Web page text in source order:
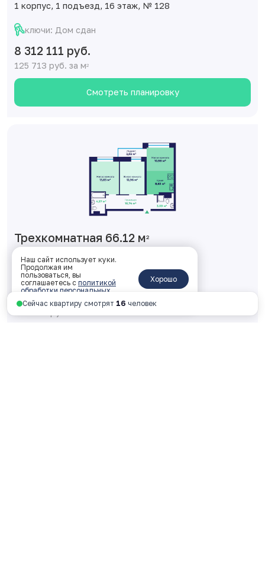
1 корпус, 1 подъезд, 16 этаж, № 128
ключи: Дом сдан
8 312 111 руб.
125 713 руб. за м2
Смотреть планировку
Трехкомнатная 66.12 м2
1 корпус, 1 подъезд, 17 этаж, № 136
ключи: Дом сдан
8 511 601 руб.
Сейчас квартиру смотрят 16 человек
Наш сайт использует куки.
Продолжая им
пользоваться, вы
соглашаетесь с политикой
обработки персональных
данных
Хорошо